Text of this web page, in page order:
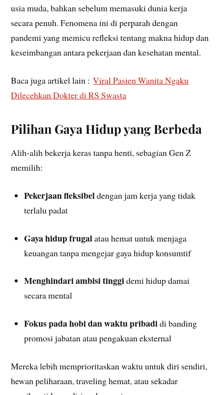
usia muda, bahkan sebelum memasuki dunia kerja
secara penuh. Fenomena ini di perparah dengan
pandemi yang memicu refleksi tentang makna hidup dan
keseimbangan antara pekerjaan dan kesehatan mental.
Baca juga artikel lain :Viral Pasien Wanita Ngaku
Dilecehkan Dokter di RS Swasta
Pilihan Gaya Hidup yang Berbeda
Alih-alih bekerja keras tanpa henti, sebagian Gen Z
memilih:
Pekerjaan fleksibeldengan jam kerja yang tidak
terlalu padat
Gaya hidup frugalatau hemat untuk menjaga
keuangan tanpa mengejar gaya hidup konsumtif
Menghindari ambisi tinggidemi hidup damai
secara mental
Fokus pada hobi dan waktu pribadidi banding
promosi jabatan atau pengakuan eksternal
Mereka lebih memprioritaskan waktu untuk diri sendiri,
hewan peliharaan, traveling hemat, atau sekadar